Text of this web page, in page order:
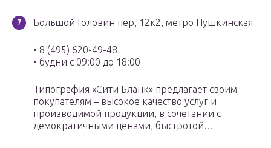
Большой Головин пер, 12к2, метро Пушкинская
• 8 (495) 620-49-48
• будни с 09:00 до 18:00
Типография «Сити Бланк» предлагает своим
покупателям – высокое качество услуг и
производимой продукции, в сочетании с
демократичными ценами, быстротой…